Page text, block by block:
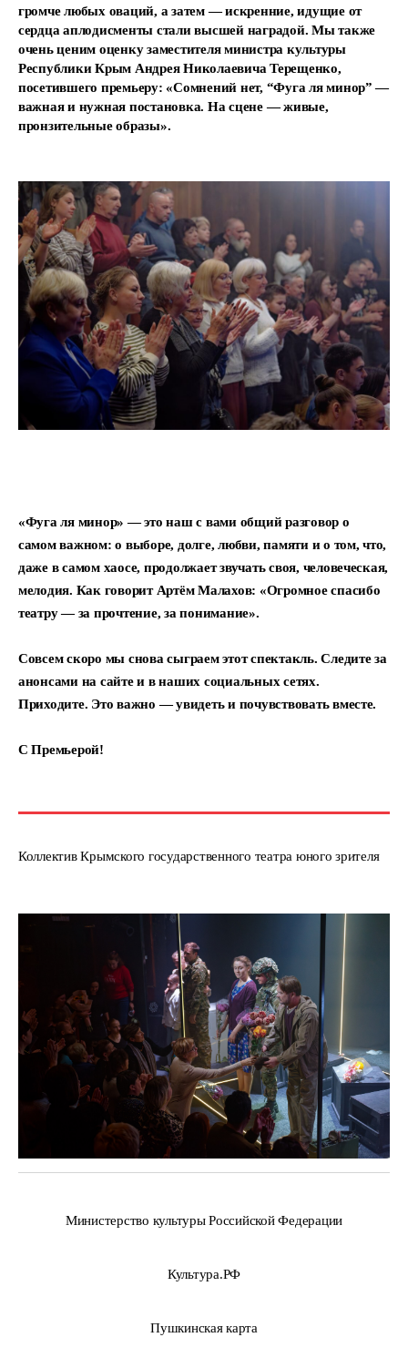
громче любых оваций, а затем — искренние, идущие от
сердца аплодисменты стали высшей наградой. Мы также
очень ценим оценку заместителя министра культуры
Республики Крым Андрея Николаевича Терещенко,
посетившего премьеру: «Сомнений нет, “Фуга ля минор” —
важная и нужная постановка. На сцене — живые,
пронзительные образы».
«Фуга ля минор» — это наш с вами общий разговор о
самом важном: о выборе, долге, любви, памяти и о том, что,
даже в самом хаосе, продолжает звучать своя, человеческая,
мелодия. Как говорит Артём Малахов: «Огромное спасибо
театру — за прочтение, за понимание».
Совсем скоро мы снова сыграем этот спектакль. Следите за
анонсами на сайте и в наших социальных сетях.
Приходите. Это важно — увидеть и почувствовать вместе.
С Премьерой!
Коллектив Крымского государственного театра юного зрителя
Министерство культуры Российской Федерации
Культура.РФ
Пушкинская карта